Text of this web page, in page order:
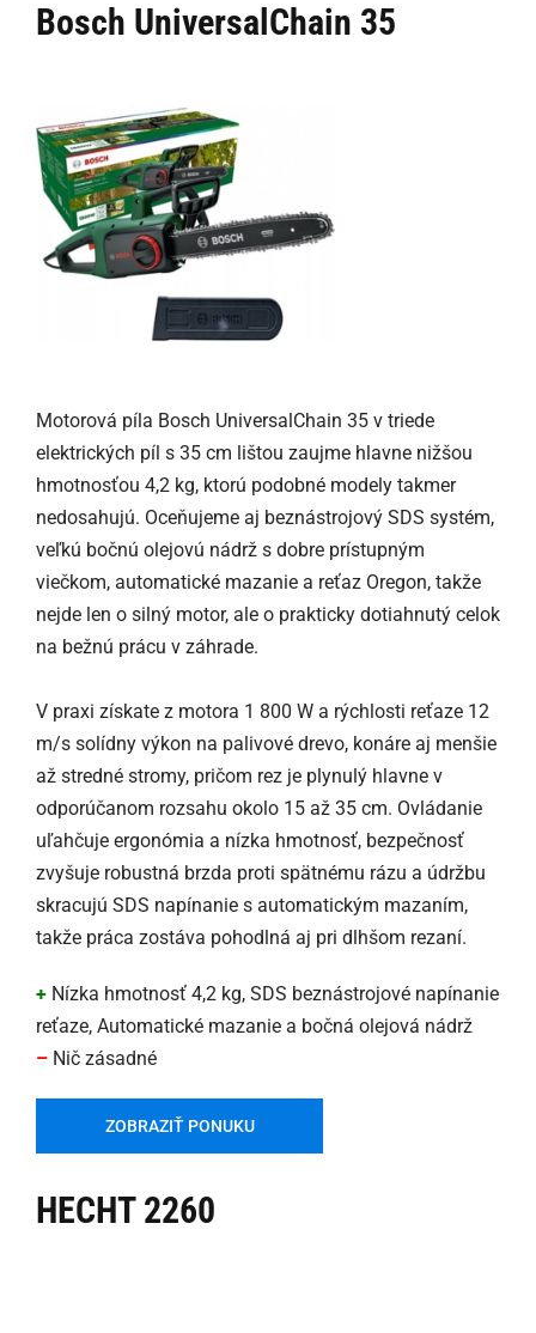
Bosch UniversalChain 35
Motorová píla Bosch UniversalChain 35 v triede
elektrických píl s 35 cm lištou zaujme hlavne nižšou
hmotnosťou 4,2 kg, ktorú podobné modely takmer
nedosahujú. Oceňujeme aj beznástrojový SDS systém,
veľkú bočnú olejovú nádrž s dobre prístupným
viečkom, automatické mazanie a reťaz Oregon, takže
nejde len o silný motor, ale o prakticky dotiahnutý celok
na bežnú prácu v záhrade.
V praxi získate z motora 1 800 W a rýchlosti reťaze 12
m/s solídny výkon na palivové drevo, konáre aj menšie
až stredné stromy, pričom rez je plynulý hlavne v
odporúčanom rozsahu okolo 15 až 35 cm. Ovládanie
uľahčuje ergonómia a nízka hmotnosť, bezpečnosť
zvyšuje robustná brzda proti spätnému rázu a údržbu
skracujú SDS napínanie s automatickým mazaním,
takže práca zostáva pohodlná aj pri dlhšom rezaní.
+ Nízka hmotnosť 4,2 kg, SDS beznástrojové napínanie
reťaze, Automatické mazanie a bočná olejová nádrž
– Nič zásadné
ZOBRAZIŤ PONUKU
HECHT 2260